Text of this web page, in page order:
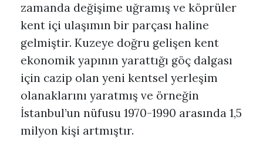
zamanda değişime uğramış ve köprüler
kent içi ulaşımın bir parçası haline
gelmiştir. Kuzeye doğru gelişen kent
ekonomik yapının yarattığı göç dalgası
için cazip olan yeni kentsel yerleşim
olanaklarını yaratmış ve örneğin
İstanbul’un nüfusu 1970-1990 arasında 1,5
milyon kişi artmıştır.